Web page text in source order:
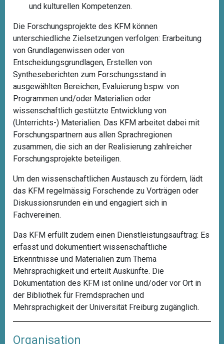
und kulturellen Kompetenzen.
Die Forschungsprojekte des KFM können
unterschiedliche Zielsetzungen verfolgen: Erarbeitung
von Grundlagenwissen oder von
Entscheidungsgrundlagen, Erstellen von
Syntheseberichten zum Forschungsstand in
ausgewählten Bereichen, Evaluierung bspw. von
Programmen und/oder Materialien oder
wissenschaftlich gestützte Entwicklung von
(Unterrichts-) Materialien. Das KFM arbeitet dabei mit
Forschungspartnern aus allen Sprachregionen
zusammen, die sich an der Realisierung zahlreicher
Forschungsprojekte beteiligen.
Um den wissenschaftlichen Austausch zu fördern, lädt
das KFM regelmässig Forschende zu Vorträgen oder
Diskussionsrunden ein und engagiert sich in
Fachvereinen.
Das KFM erfüllt zudem einen Dienstleistungsauftrag: Es
erfasst und dokumentiert wissenschaftliche
Erkenntnisse und Materialien zum Thema
Mehrsprachigkeit und erteilt Auskünfte. Die
Dokumentation des KFM ist online und/oder vor Ort in
der Bibliothek für Fremdsprachen und
Mehrsprachigkeit der Universität Freiburg zugänglich.
Organisation